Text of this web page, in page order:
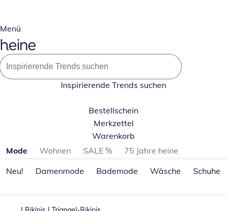
Menü
Inspirierende Trends suchen
Bestellschein
Merkzettel
Warenkorb
Produktkategorien überspringen
Mode Wohnen SALE %
75 Jahre heine
Neu!
Damenmode Bademode Wäsche Schuhe